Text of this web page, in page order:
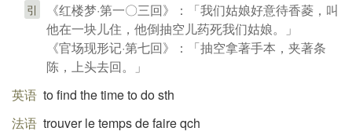
引
《红楼梦·第一〇三回》：「我们姑娘好意待香菱，叫
他在一块儿住，他倒抽空儿药死我们姑娘。」
《官场现形记·第七回》：「抽空拿著手本，夹著条
陈，上头去回。」
英语 to find the time to do sth
法语 trouver le temps de faire qch